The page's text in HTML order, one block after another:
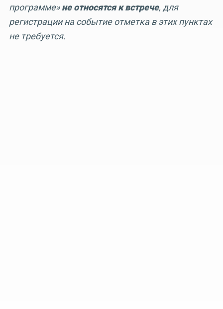
программе»не относятся к встрече, для
регистрации на событие отметка в этих пунктах
не требуется.